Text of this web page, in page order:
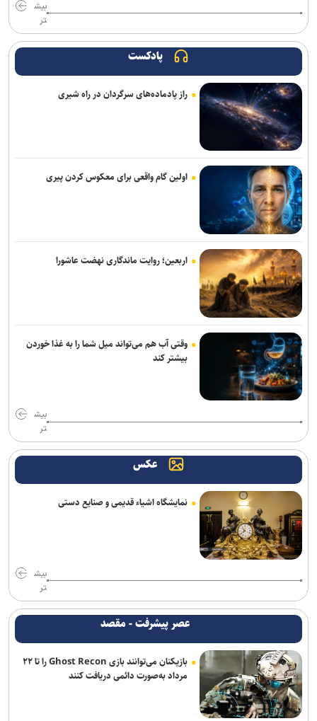
بیش
تر
پادکست
راز پادماده‌های سرگردان در راه شیری
اولین گام واقعی برای معکوس کردن پیری
اربعین؛ روایت ماندگاری نهضت عاشورا
وقتی آب هم می‌تواند میل شما را به غذا خوردن
بیشتر کند
بیش
تر
عکس
نمایشگاه اشیاء قدیمی و صنایع دستی
بیش
تر
عصر پیشرفت - مقصد
بازیکنان می‌توانند بازی Ghost Recon را تا ۲۲
مرداد به‌صورت دائمی دریافت کنند